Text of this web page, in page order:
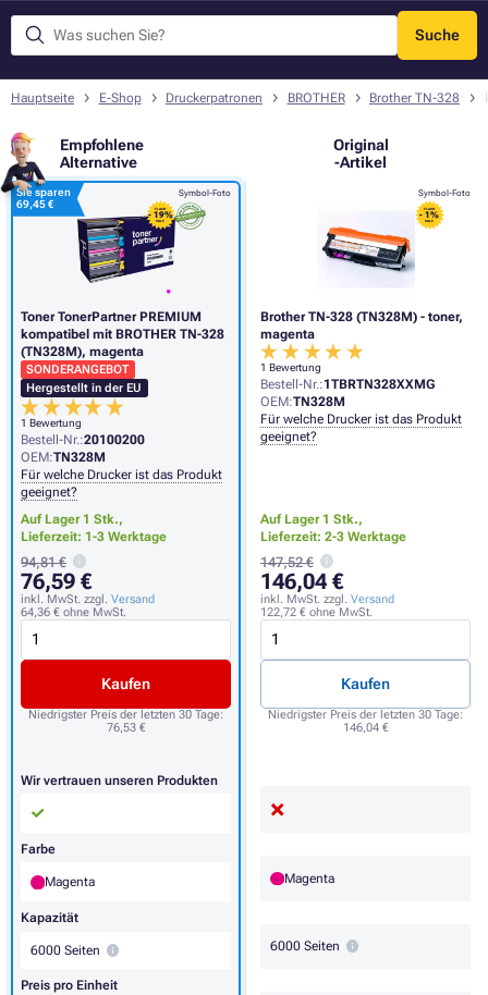
Suche
Menü
Hauptseite E-Shop Druckerpatronen BROTHER Brother TN-328
Empfohlene
Alternative
Original
-Artikel
Symbol-Foto
FLASH
- 1%
SALE
Brother TN-328 (TN328M) - toner,
magenta
1 Bewertung
Bestell-Nr.:1TBRTN328XXMG
OEM:TN328M
Für welche Drucker ist das Produkt
geeignet?
Auf Lager 1 Stk.,
Lieferzeit: 2-3 Werktage
147,52 €
146,04 €
inkl. MwSt. zzgl. Versand
122,72 € ohne MwSt.
Kaufen
Niedrigster Preis der letzten 30 Tage:
146,04 €
Magenta
6000 Seiten
Symbol-Foto
FLASH
- 19%
SALE
Sie sparen
69,45 €
Toner TonerPartner PREMIUM
kompatibel mit BROTHER TN-328
(TN328M), magenta
SONDERANGEBOT
Hergestellt in der EU
1 Bewertung
Bestell-Nr.:20100200
OEM:TN328M
Für welche Drucker ist das Produkt
geeignet?
Auf Lager 1 Stk.,
Lieferzeit: 1-3 Werktage
94,81 €
76,59 €
inkl. MwSt. zzgl. Versand
64,36 € ohne MwSt.
Kaufen
Niedrigster Preis der letzten 30 Tage:
76,53 €
Wir vertrauen unseren Produkten
Farbe
Magenta
Kapazität
6000 Seiten
Preis pro Einheit